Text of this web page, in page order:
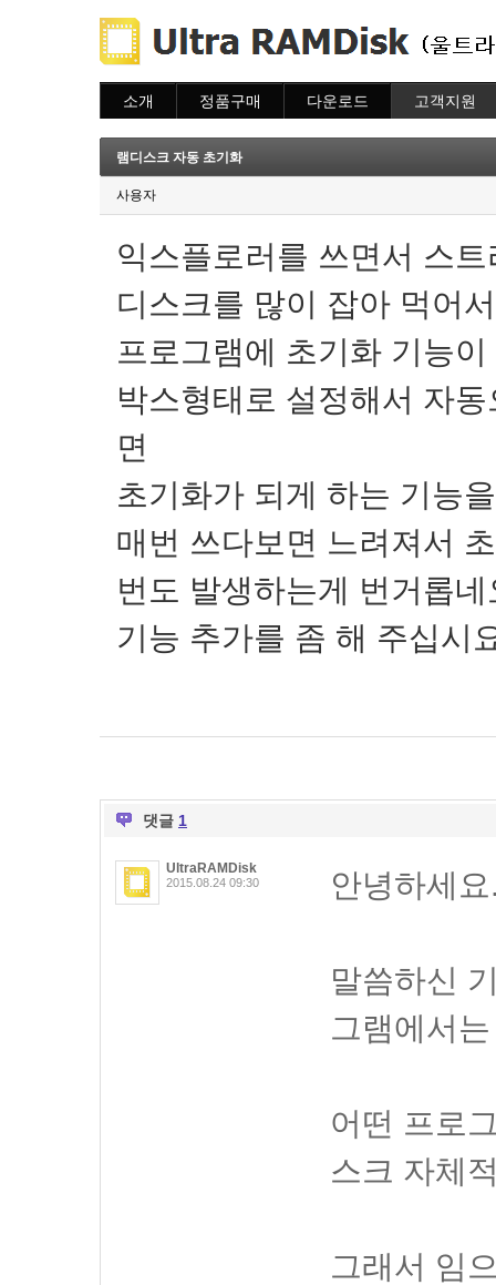
소개 정품구매
주문조회
이용안내
다운로드 고객지원
질문하기
램디스크 자동 초기화
사용자
익스플로러를 쓰면서 스
디스크를 많이 잡아 먹어
프로그램에 초기화 기능
박스형태로 설정해서 자
면
초기화가 되게 하는 기능
매번 쓰다보면 느려져서
번도 발생하는게 번거롭네
기능 추가를 좀 해 주십시
댓글 1
UltraRAMDisk
2015.08.24 09:30 안녕하세
말씀하신
그램에서
어떤 프로
스크 자체
그래서 임